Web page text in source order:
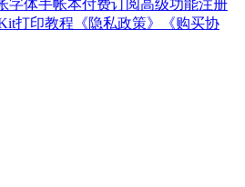
字体手帐本付费订阅高级功能注册
打印教程 《隐私政策》
《购买协